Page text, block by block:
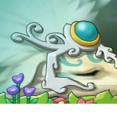
추가정보